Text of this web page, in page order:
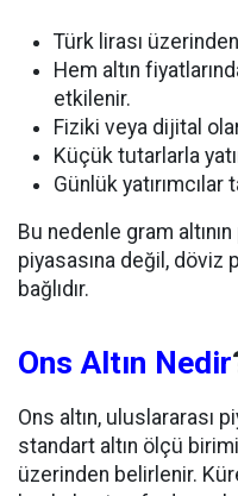
Türk lirası üzerinden
Hem altın
etkilenir.
Fiziki veya dijital
Küçük tutarlarla
Günlük
Bu nedenle gram
piyasasına değil, döviz
bağlıdır.
Ons Altın Nedir
Ons altın, uluslararası
standart altın ölçü
üzerinden belirlenir.